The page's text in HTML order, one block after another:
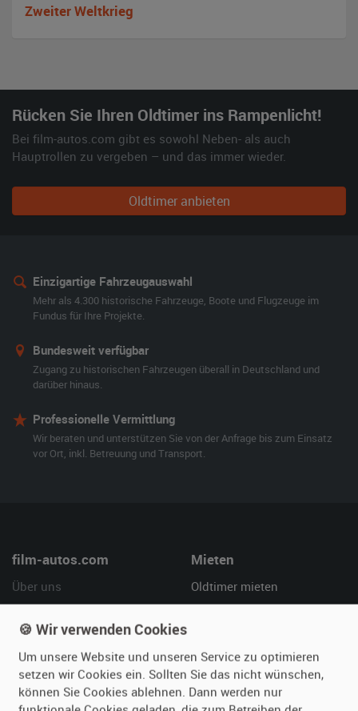
Zweiter Weltkrieg
Rücken Sie Ihren Oldtimer ins Rampenlicht!
Bei film-autos.com gibt es sowohl Neben- als auch
Hauptrollen zu vergeben – und das immer wieder.
Oldtimer anbieten
Einzigartige Fahrzeugauswahl
Mehr als 4.300 historische Fahrzeuge, Boote und Flugzeuge im
Fundus für Ihre Projekte.
Bundesweit verfügbar
Zugang zu historischen Fahrzeugen überall in Deutschland und
darüber hinaus.
Professionelle Vermittlung
Wir beraten und unterstützen Sie von der Anfrage bis zum Einsatz
vor Ort, inkl. Betreuung und Transport.
film-autos.com
Über uns
Leistungen
Referenzen
Kundenmeinungen
Mieten
Oldtimer mieten
Erweiterte Suche
Service
Vermieten Hilfe
🍪 Wir verwenden Cookies
Um unsere Website und unseren Service zu optimieren
setzen wir Cookies ein. Sollten Sie das nicht wünschen,
können Sie Cookies ablehnen. Dann werden nur